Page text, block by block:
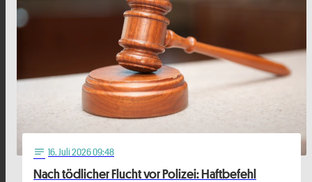
notes 16. Juli 2026 09:48
Nach tödlicher Flucht vor Polizei: Haftbefehl